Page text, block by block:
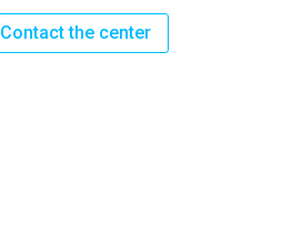
Contact the center